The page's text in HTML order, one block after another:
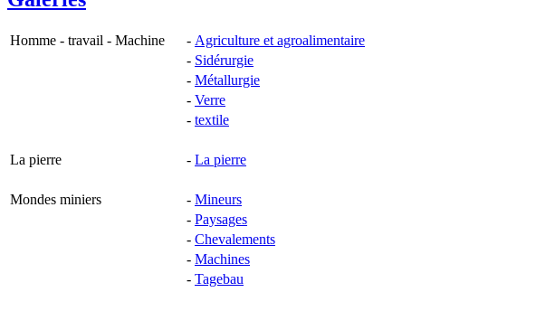
Homme - travail - Machine - Agriculture et agroalimentaire
- Sidérurgie
- Métallurgie
- Verre
- textile
La pierre - La pierre
Mondes miniers - Mineurs
- Paysages
- Chevalements
- Machines
- Tagebau